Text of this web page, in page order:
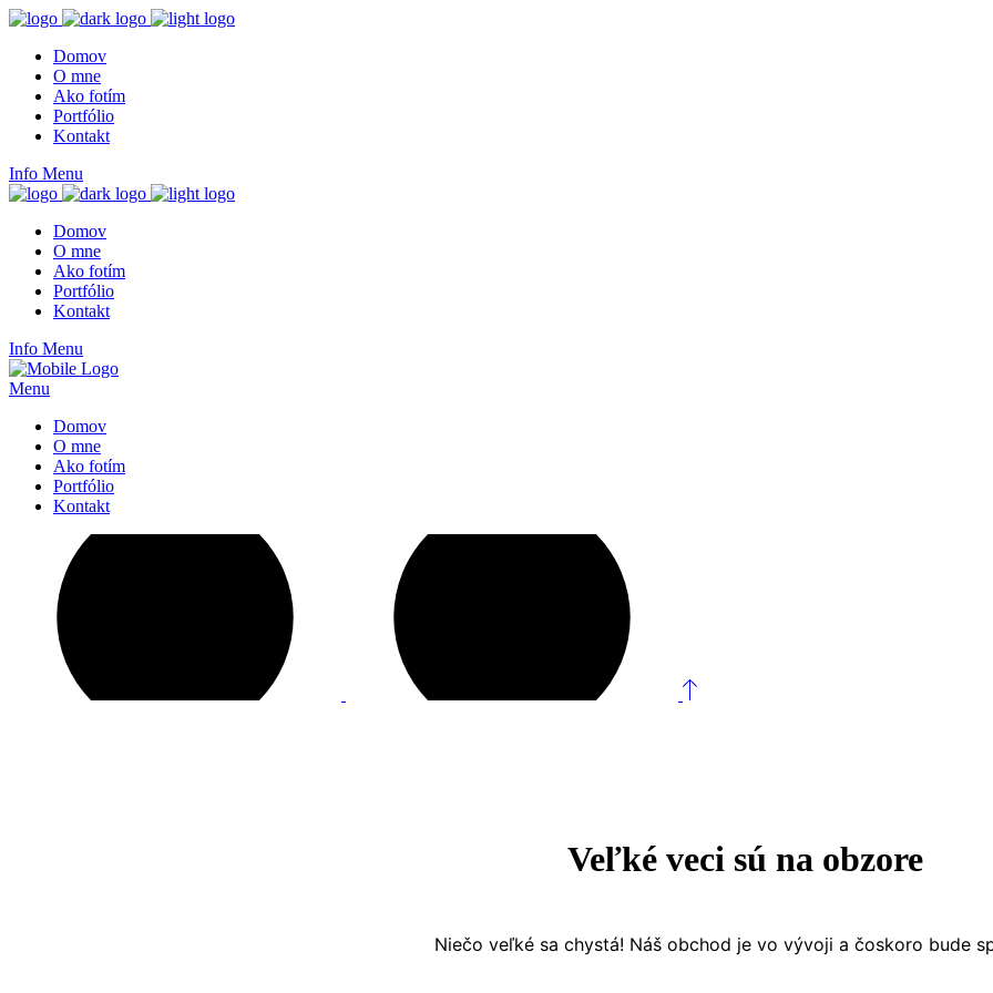
Domov
O mne
Ako fotím
Portfólio
Kontakt
Info Menu
Domov
O mne
Ako fotím
Portfólio
Kontakt
Info Menu
Menu
Domov
O mne
Ako fotím
Portfólio
Kontakt
Veľké veci sú na obzore
Niečo veľké sa chystá! Náš obchod je vo vývoji a čoskoro bude